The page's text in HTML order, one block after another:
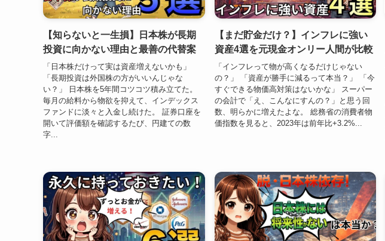
【知らないと一生損】日本株が長期
投資に向かない理由と最善の代替案
「日本株だけって実は資産増えないかも」
「長期投資は外国株の方がいいんじゃな
い？」 日本株を5年間コツコツ積み立てた。
毎月の給料から物欲を抑えて、インデックス
ファンドに淡々と入金し続けた。 証券口座を
開いて評価額を確認するたび、円建ての数
字...
【まだ貯金だけ？】インフレに強い
資産4選を元現金オンリー人間が比較
「インフレって物が高くなるだけじゃない
の？」 「資産が勝手に減るって本当？」 「今
すぐできる物価高対策はないかな」 スーパー
の会計で「え、こんなにすんの？」と思う回
数、明らかに増えたよな。 総務省の消費者物
価指数を見ると、2023年は前年比+3.2%...